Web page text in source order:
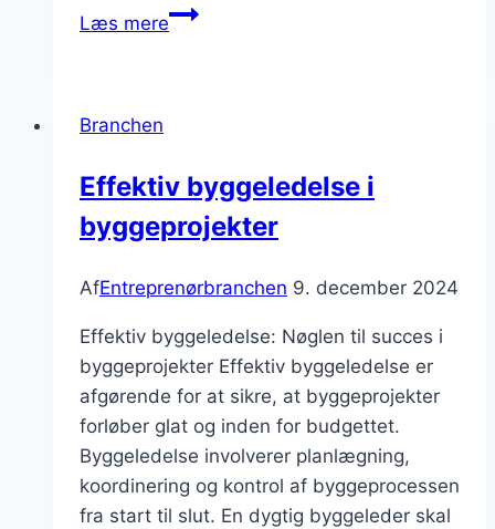
Læs mereByggefirmaer
Branchen
Effektiv byggeledelse i
byggeprojekter
AfEntreprenørbranchen 9. december 2024
Effektiv byggeledelse: Nøglen til succes i
byggeprojekter Effektiv byggeledelse er
afgørende for at sikre, at byggeprojekter
forløber glat og inden for budgettet.
Byggeledelse involverer planlægning,
koordinering og kontrol af byggeprocessen
fra start til slut. En dygtig byggeleder skal